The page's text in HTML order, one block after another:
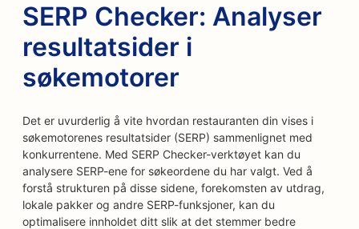
SERP Checker: Analyser
resultatsider i
søkemotorer
Det er uvurderlig å vite hvordan restauranten din vises i
søkemotorenes resultatsider (SERP) sammenlignet med
konkurrentene. Med SERP Checker-verktøyet kan du
analysere SERP-ene for søkeordene du har valgt. Ved å
forstå strukturen på disse sidene, forekomsten av utdrag,
lokale pakker og andre SERP-funksjoner, kan du
optimalisere innholdet ditt slik at det stemmer bedre